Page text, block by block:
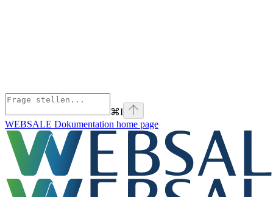
⌘I
WEBSALE Dokumentation home page